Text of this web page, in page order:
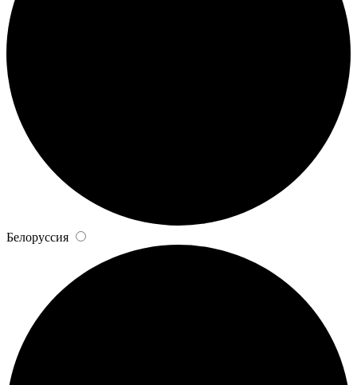
Белоруссия